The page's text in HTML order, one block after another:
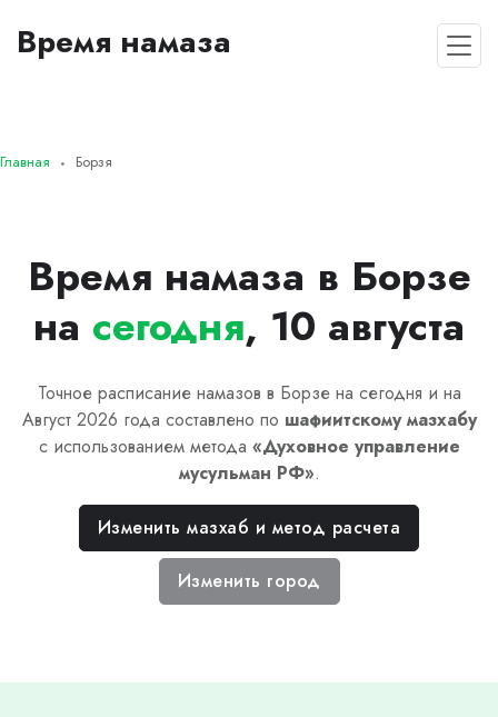
Время намаза
Главная Борзя
Время намаза в Борзе
на сегодня, 10 августа
Точное расписание намазов в Борзе на сегодня и на
Август 2026 года составлено по шафиитскомумазхабу
с использованием метода «Духовное управление
мусульман РФ».
Изменить мазхаб и метод расчета
Изменить город